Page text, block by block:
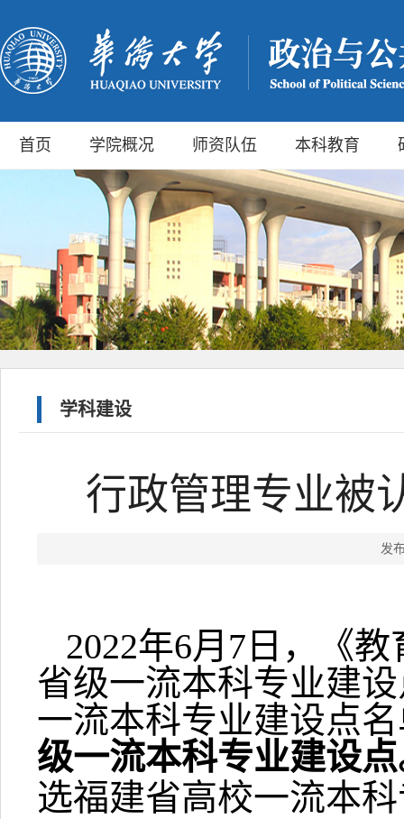
首页 学院概况 师资队伍 本科教育
学科建设
行政管理专业被
发
2022年6月7日，《
省级一流本科专业建
一流本科专业建设点
级一流本科专业建设
选福建省高校一流本